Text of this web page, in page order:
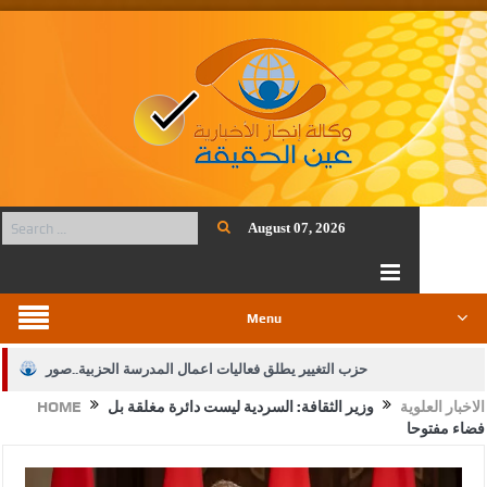
August 07, 2026
Menu
حزب التغيير يطلق فعاليات اعمال المدرسة الحزبية..صور
الجيش يفتح باب التجنيد لحملة البكالوريوس في الحقوق والقانون
HOME الاخبار العلوية
وزير الثقافة: السردية ليست دائرة مغلقة بل
فضاء مفتوحا